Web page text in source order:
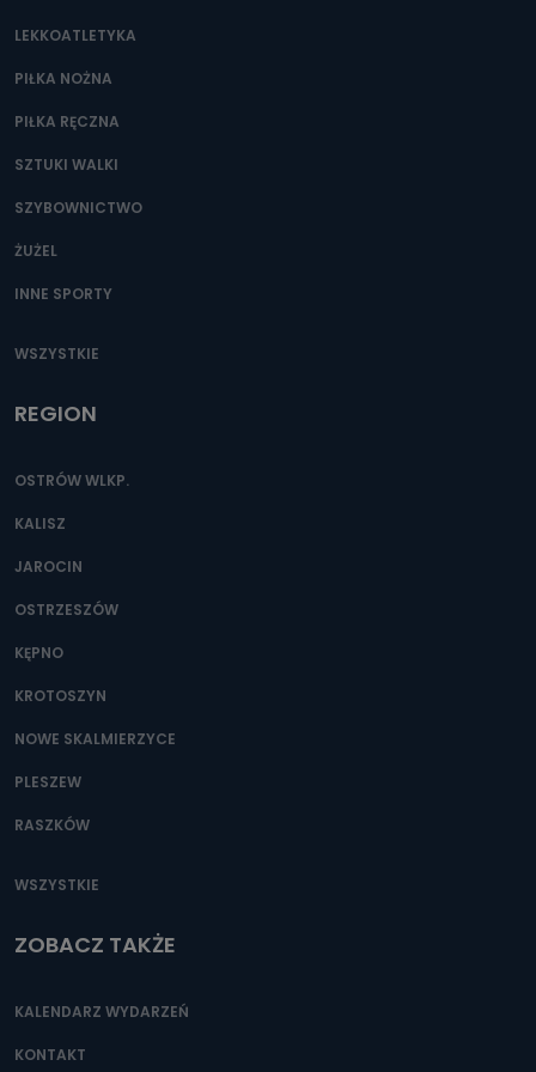
LEKKOATLETYKA
PIŁKA NOŻNA
PIŁKA RĘCZNA
SZTUKI WALKI
SZYBOWNICTWO
ŻUŻEL
INNE SPORTY
WSZYSTKIE
REGION
OSTRÓW WLKP.
KALISZ
JAROCIN
OSTRZESZÓW
KĘPNO
KROTOSZYN
NOWE SKALMIERZYCE
PLESZEW
RASZKÓW
WSZYSTKIE
ZOBACZ TAKŻE
KALENDARZ WYDARZEŃ
KONTAKT